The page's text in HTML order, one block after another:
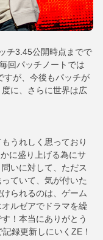
チ3.45公開時点までで
回パッチノートでは
すが、今後もパッチが
に、さらに世界は広
うれしく思っており
に盛り上げる為にサ
いに対して、ただス
ていて、気が付いた
られるのは、ゲーム
ルゼアでドラマを繰
！本当にありがとう
録更新しにいくZE！